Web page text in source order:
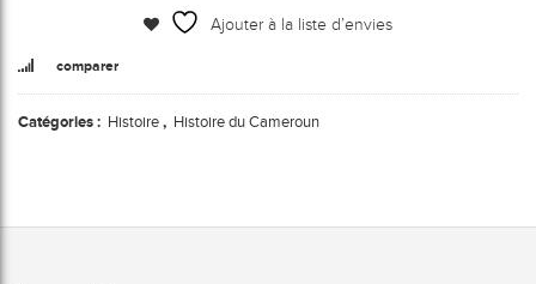
Ajouter à la liste d’envies
comparer
Catégories : Histoire , Histoire du Cameroun